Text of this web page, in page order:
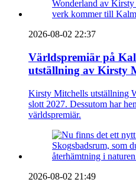
2026-08-02 22:37
Världspremiär på
utställning av Kirsty
Kirsty Mitchells utställning
slott 2027. Dessutom har
världspremiär.
2026-08-02 21:49